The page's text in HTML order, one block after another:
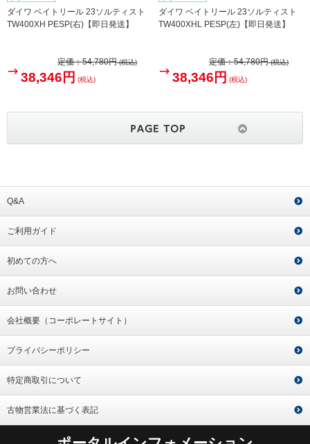
ダイワ ベイトリール 23ソルティスト
TW400XH PESP(右)【即日発送】
定価：54,780円(税込)
38,346円 (税込)
ダイワ ベイトリール 23ソルティスト
TW400XHL PESP(左)【即日発送】
定価：54,780円(税込)
38,346円 (税込)
Q&A
ご利用ガイド
初めての方へ
お問い合わせ
会社概要（コーポレートサイト）
プライバシーポリシー
特定商取引について
古物営業法に基づく表記